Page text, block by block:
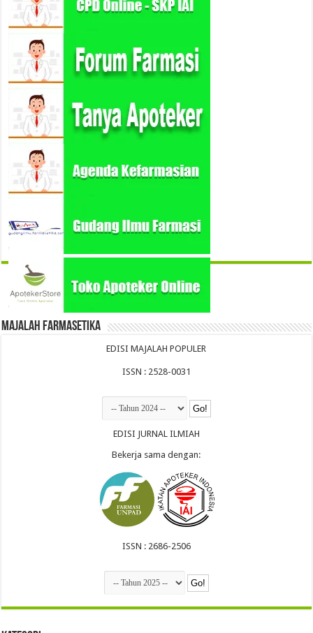
Majalah Farmasetika
EDISI MAJALAH POPULER
ISSN : 2528-0031
EDISI JURNAL ILMIAH
Bekerja sama dengan:
ISSN : 2686-2506